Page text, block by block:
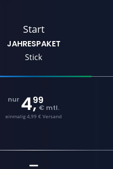
Start
JAHRESPAKET
Stick
nur 4,
99
€ mtl.
einmalig 4,99 € Versand